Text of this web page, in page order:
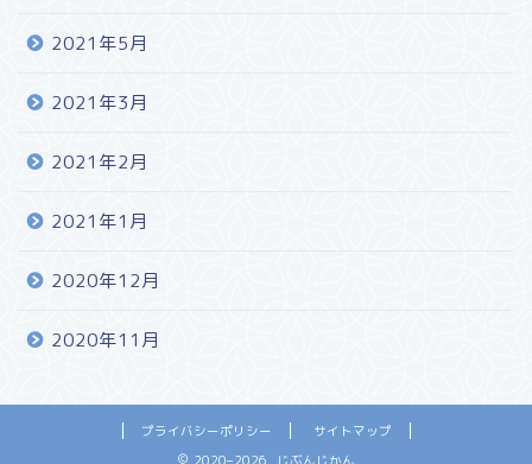
2021年5月
2021年3月
2021年2月
2021年1月
2020年12月
2020年11月
プライバシーポリシー
サイトマップ
2020–2026 じぶんじかん